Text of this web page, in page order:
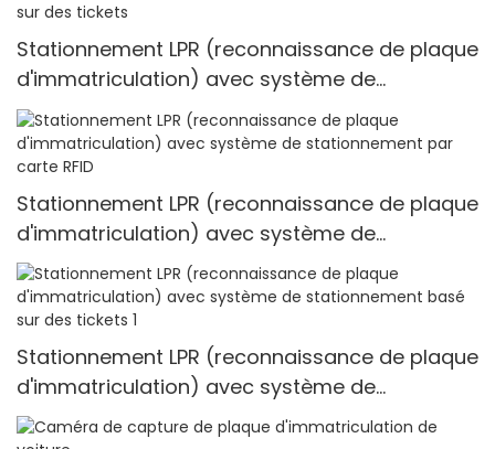
Stationnement LPR (reconnaissance de plaque
d'immatriculation) avec système de
stationnement basé sur des tickets
Stationnement LPR (reconnaissance de plaque
d'immatriculation) avec système de
stationnement par carte RFID
Stationnement LPR (reconnaissance de plaque
d'immatriculation) avec système de
stationnement basé sur des tickets 1